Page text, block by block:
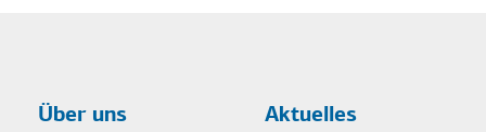
Über uns Aktuelles